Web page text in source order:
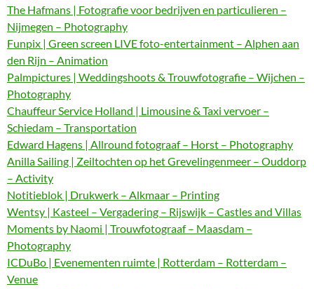
The Hafmans | Fotografie voor bedrijven en particulieren –
Nijmegen – Photography
Funpix | Green screen LIVE foto-entertainment – Alphen aan
den Rijn – Animation
Palmpictures | Weddingshoots & Trouwfotografie – Wijchen –
Photography
Chauffeur Service Holland | Limousine & Taxi vervoer –
Schiedam – Transportation
Edward Hagens | Allround fotograaf – Horst – Photography
Anilla Sailing | Zeiltochten op het Grevelingenmeer – Ouddorp
– Activity
Notitieblok | Drukwerk – Alkmaar – Printing
Wentsy | Kasteel – Vergadering – Rijswijk – Castles and Villas
Moments by Naomi | Trouwfotograaf – Maasdam –
Photography
ICDuBo | Evenementen ruimte | Rotterdam – Rotterdam –
Venue